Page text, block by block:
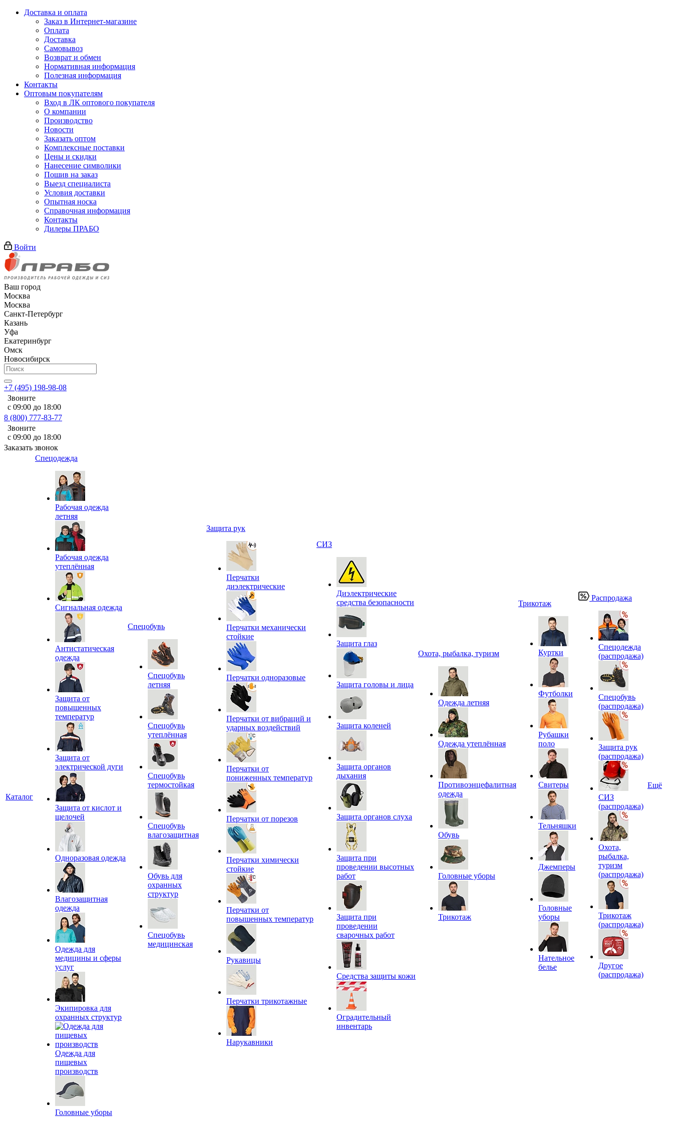
Доставка и оплата
Заказ в Интернет-магазине
Оплата
Доставка
Самовывоз
Возврат и обмен
Нормативная информация
Полезная информация
Контакты
Оптовым покупателям
Вход в ЛК оптового покупателя
О компании
Производство
Новости
Заказать оптом
Комплексные поставки
Цены и скидки
Нанесение символики
Пошив на заказ
Выезд специалиста
Условия доставки
Опытная носка
Справочная информация
Контакты
Дилеры ПРАБО
Войти
Ваш город
Москва
Москва
Санкт-Петербург
Казань
Уфа
Екатеринбург
Омск
Новосибирск
+7 (495) 198-98-08
Звоните
с 09:00 до 18:00
8 (800) 777-83-77
Звоните
с 09:00 до 18:00
Заказать звонок
Каталог
Спецодежда
Рабочая одежда
летняя
Рабочая одежда
утеплённая
Сигнальная одежда
Антистатическая
одежда
Защита от
повышенных
температур
Защита от
электрической дуги
Защита от кислот и
щелочей
Одноразовая одежда
Влагозащитная
одежда
Одежда для
медицины и сферы
услуг
Экипировка для
охранных структур
Одежда для
пищевых
производств
Головные уборы
Спецобувь
Спецобувь
летняя
Спецобувь
утеплённая
Спецобувь
термостойкая
Спецобувь
влагозащитная
Обувь для
охранных
структур
Спецобувь
медицинская
Защита рук
Перчатки
диэлектрические
Перчатки механически
стойкие
Перчатки одноразовые
Перчатки от вибраций и
ударных воздействий
Перчатки от
пониженных температур
Перчатки от порезов
Перчатки химически
стойкие
Перчатки от
повышенных температур
Рукавицы
Перчатки трикотажные
Нарукавники
СИЗ
Диэлектрические
средства безопасности
Защита глаз
Защита головы и лица
Защита коленей
Защита органов
дыхания
Защита органов слуха
Защита при
проведении высотных
работ
Защита при
проведении
сварочных работ
Средства защиты кожи
Оградительный
инвентарь
Охота, рыбалка, туризм
Одежда летняя
Одежда утеплённая
Противоэнцефалитная
одежда
Обувь
Головные уборы
Трикотаж
Трикотаж
Куртки
Футболки
Рубашки
поло
Свитеры
Тельняшки
Джемперы
Головные
уборы
Нательное
белье
Распродажа
Спецодежда
(распродажа)
Спецобувь
(распродажа)
Защита рук
(распродажа)
СИЗ
(распродажа)
Охота,
рыбалка,
туризм
(распродажа)
Трикотаж
(распродажа)
Другое
(распродажа)
Ещё